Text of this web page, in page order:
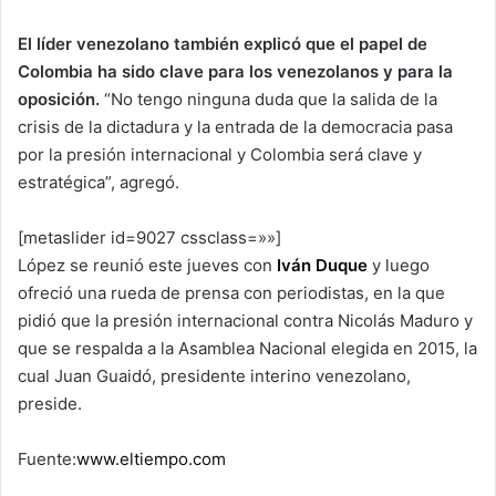
El líder venezolano también explicó que el papel de
Colombia ha sido clave para los venezolanos y para la
oposición. “No tengo ninguna duda que la salida de la
crisis de la dictadura y la entrada de la democracia pasa
por la presión internacional y Colombia será clave y
estratégica”, agregó.
[metaslider id=9027 cssclass=»»]
López se reunió este jueves con Iván Duque y luego
ofreció una rueda de prensa con periodistas, en la que
pidió que la presión internacional contra Nicolás Maduro y
que se respalda a la Asamblea Nacional elegida en 2015, la
cual Juan Guaidó, presidente interino venezolano,
preside.
Fuente:www.eltiempo.com